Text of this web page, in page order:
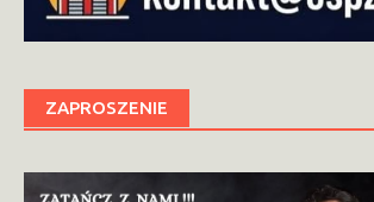
ZAPROSZENIE